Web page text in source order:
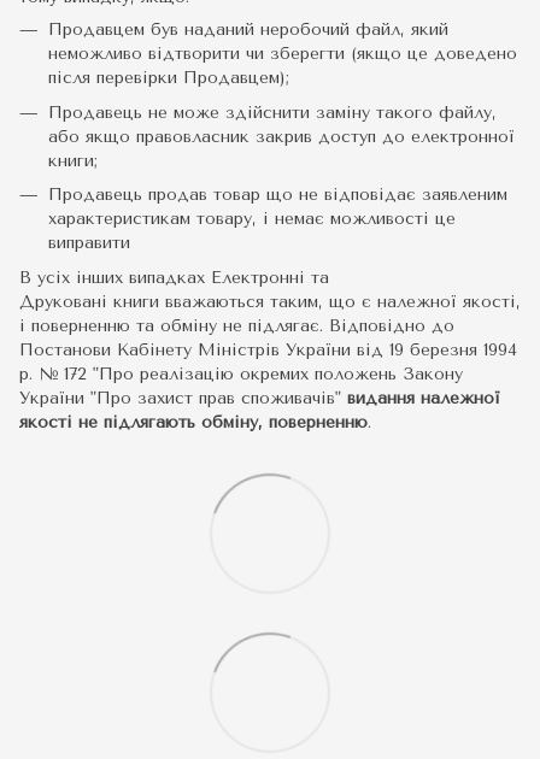
Продавцем був наданий неробочий файл, який
неможливо відтворити чи зберегти (якщо це доведено
після перевірки Продавцем);
Продавець не може здійснити заміну такого файлу,
або якщо правовласник закрив доступ до електронної
книги;
Продавець продав товар що не відповідає заявленим
характеристикам товару, і немає можливості це
виправити
В усіх інших випадках Електронні та
Друковані книги вважаються таким, що є належної якості,
і поверненню та обміну не підлягає. Відповідно до
Постанови Кабінету Міністрів України від 19 березня 1994
р. № 172 "Про реалізацію окремих положень Закону
України "Про захист прав споживачів" видання належної
якості не підлягають обміну, поверненню.